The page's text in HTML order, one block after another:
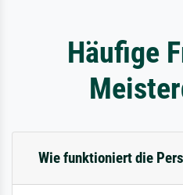
Häufige
Wie funktioniert die